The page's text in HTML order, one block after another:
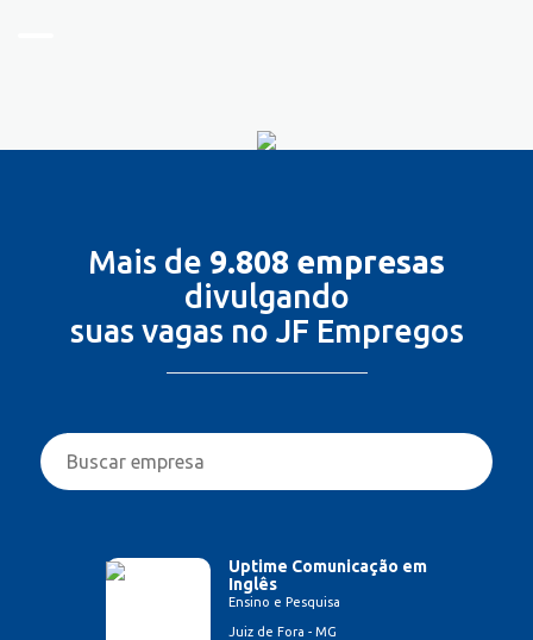
Mais de 9.808 empresas
divulgando
suas vagas no JF Empregos
Uptime Comunicação em
Inglês
Ensino e Pesquisa
Juiz de Fora - MG